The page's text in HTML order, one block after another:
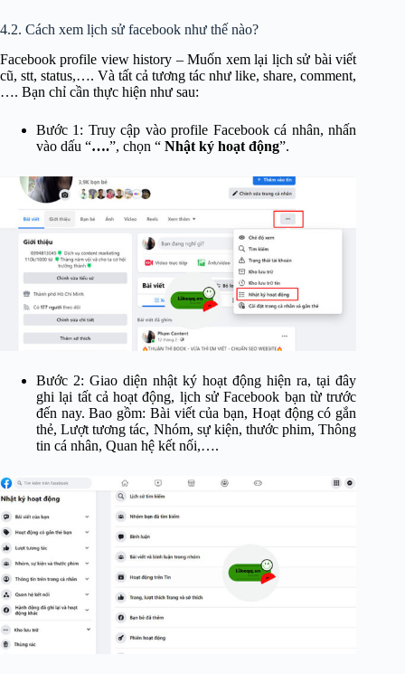
4.2. Cách xem lịch sử facebook như thế nào?
Facebook profile view history – Muốn xem lại lịch sử bài viết
cũ, stt, status,…. Và tất cả tương tác như like, share, comment,
…. Bạn chỉ cần thực hiện như sau:
Bước 1: Truy cập vào profile Facebook cá nhân, nhấn
vào dấu “….”, chọn “ Nhật ký hoạt động”.
Bước 2: Giao diện nhật ký hoạt động hiện ra, tại đây
ghi lại tất cả hoạt động, lịch sử Facebook bạn từ trước
đến nay. Bao gồm: Bài viết của bạn, Hoạt động có gắn
thẻ, Lượt tương tác, Nhóm, sự kiện, thước phim, Thông
tin cá nhân, Quan hệ kết nối,….